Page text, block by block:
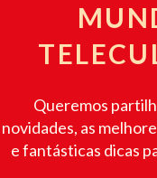
Queremos
novidades, as
e fantásticas dicas